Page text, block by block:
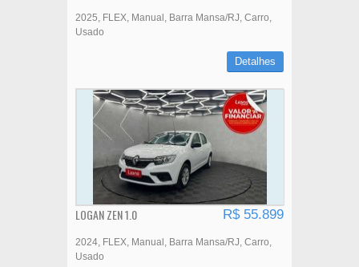
2025 FLEX Manual Barra Mansa/RJ Carro
Usado
Detalhes
LOGAN ZEN 1.0 R$ 55.899
2024 FLEX Manual Barra Mansa/RJ Carro
Usado